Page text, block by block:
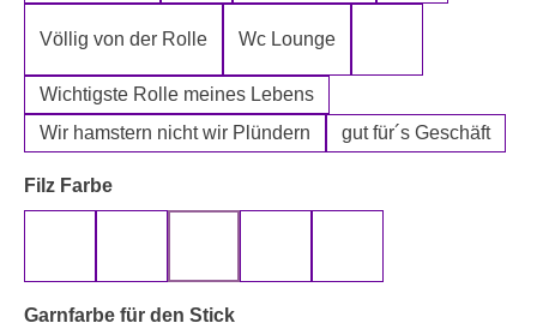
Völlig von der Rolle Wc Lounge
Wichtigste Rolle meines Lebens
Wir hamstern nicht wir Plündern
gut für´s Geschäft
Filz Farbeauswählen
Garnfarbe für den Stickauswählen